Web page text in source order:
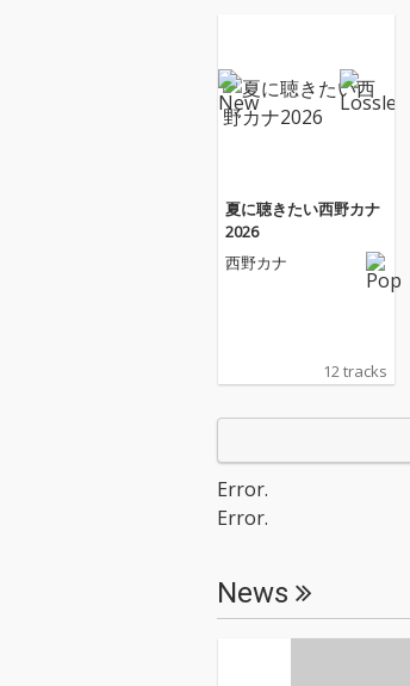
夏に聴きたい西野カナ
2026
西野カナ
12 tracks
Error.
Error.
News